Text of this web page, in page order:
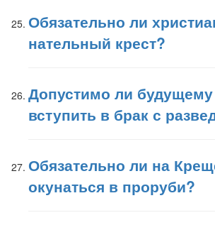
Обязательно ли
нательный крест?
Допустимо ли
вступить в брак с
Обязательно ли на
окунаться в проруби?